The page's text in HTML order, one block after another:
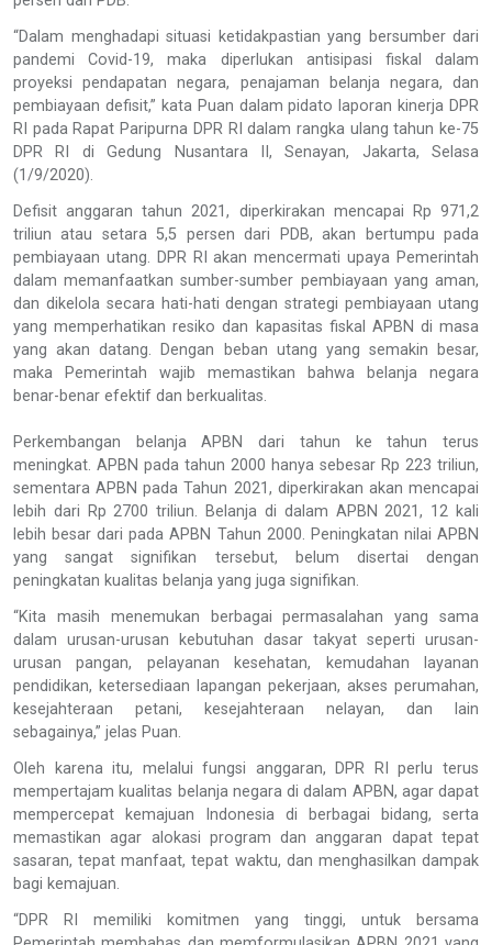
“Dalam menghadapi situasi ketidakpastian yang bersumber dari
pandemi Covid-19, maka diperlukan antisipasi fiskal dalam
proyeksi pendapatan negara, penajaman belanja negara, dan
pembiayaan defisit,” kata Puan dalam pidato laporan kinerja DPR
RI pada Rapat Paripurna DPR RI dalam rangka ulang tahun ke-75
DPR RI di Gedung Nusantara II, Senayan, Jakarta, Selasa
(1/9/2020).
Defisit anggaran tahun 2021, diperkirakan mencapai Rp 971,2
triliun atau setara 5,5 persen dari PDB, akan bertumpu pada
pembiayaan utang. DPR RI akan mencermati upaya Pemerintah
dalam memanfaatkan sumber-sumber pembiayaan yang aman,
dan dikelola secara hati-hati dengan strategi pembiayaan utang
yang memperhatikan resiko dan kapasitas fiskal APBN di masa
yang akan datang. Dengan beban utang yang semakin besar,
maka Pemerintah wajib memastikan bahwa belanja negara
benar-benar efektif dan berkualitas.
Perkembangan belanja APBN dari tahun ke tahun terus
meningkat. APBN pada tahun 2000 hanya sebesar Rp 223 triliun,
sementara APBN pada Tahun 2021, diperkirakan akan mencapai
lebih dari Rp 2700 triliun. Belanja di dalam APBN 2021, 12 kali
lebih besar dari pada APBN Tahun 2000. Peningkatan nilai APBN
yang sangat signifikan tersebut, belum disertai dengan
peningkatan kualitas belanja yang juga signifikan.
“Kita masih menemukan berbagai permasalahan yang sama
dalam urusan-urusan kebutuhan dasar takyat seperti urusan-
urusan pangan, pelayanan kesehatan, kemudahan layanan
pendidikan, ketersediaan lapangan pekerjaan, akses perumahan,
kesejahteraan petani, kesejahteraan nelayan, dan lain
sebagainya,” jelas Puan.
Oleh karena itu, melalui fungsi anggaran, DPR RI perlu terus
mempertajam kualitas belanja negara di dalam APBN, agar dapat
mempercepat kemajuan Indonesia di berbagai bidang, serta
memastikan agar alokasi program dan anggaran dapat tepat
sasaran, tepat manfaat, tepat waktu, dan menghasilkan dampak
bagi kemajuan.
“DPR RI memiliki komitmen yang tinggi, untuk bersama